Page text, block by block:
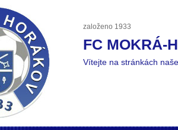
založeno 1933
FC MOKRÁ-
Vítejte na stránkách